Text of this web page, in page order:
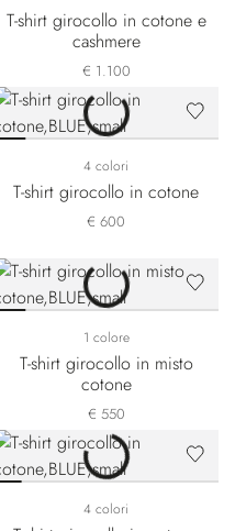
T-shirt girocollo in cotone e
cashmere
€ 1.100
4 colori
T-shirt girocollo in cotone
€ 600
1 colore
T-shirt girocollo in misto
cotone
€ 550
4 colori